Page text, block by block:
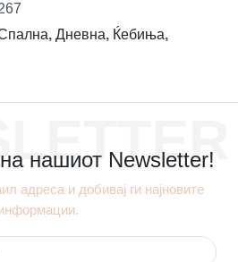
, Дневна, Ќебиња,
нашиот Newsletter!
адреса и добивај ги најновите